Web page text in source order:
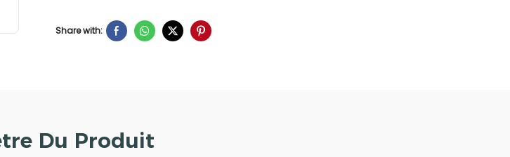
Share with:
Du Produit